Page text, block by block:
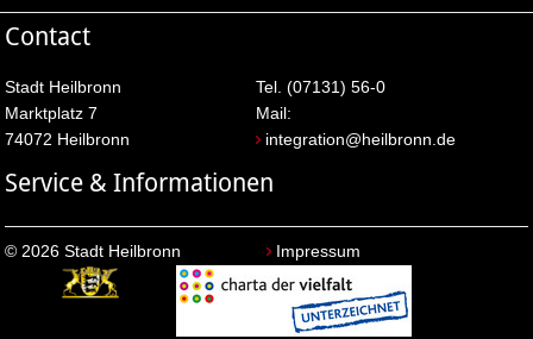
Contact
Stadt Heilbronn
Marktplatz 7
74072 Heilbronn
Tel. (07131) 56-0
Mail:
integration@heilbronn.de
Service & Informationen
© 2026 Stadt Heilbronn Impressum